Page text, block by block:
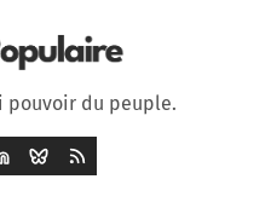
pouvoir du peuple.